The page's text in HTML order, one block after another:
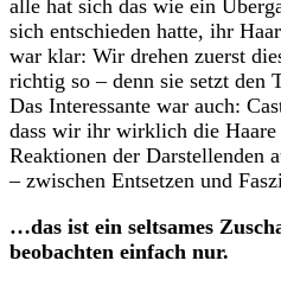
alle hat sich das wie ein
sich entschieden hatte, ihr
war klar: Wir drehen zuerst
richtig so – denn sie setzt den
Das Interessante war auch:
dass wir ihr wirklich die Haare
Reaktionen der Darstellenden
– zwischen Entsetzen und
…das ist ein seltsames
beobachten einfach nur.